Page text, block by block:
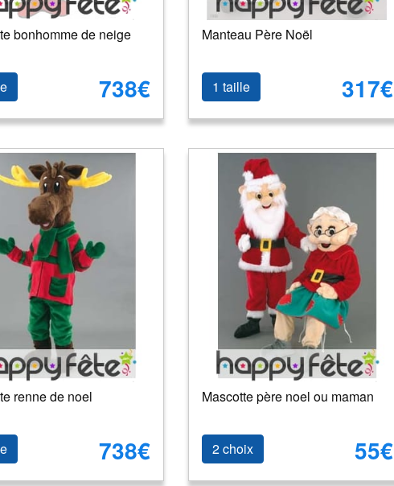
bonhomme de neige
738€
Manteau Père Noël
1 taille 317€
renne de noel
738€
Mascotte père noel ou maman
2 choix 55€